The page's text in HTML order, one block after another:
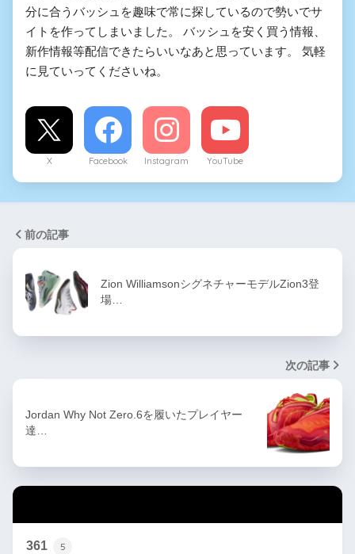
分に合うバッシュを趣味で常に探しているので勢いでサ
イトを作ってしまいました。 バッシュを安く買う情報、
新作情報等配信できたらいいなあと思っています。 気軽
に見ていってくださいね。
X Facebook Instagram YouTube
前の記事
Zion WilliamsonシグネチャーモデルZion3登
場…
次の記事
Jordan Why Not Zero.6を履いたプレイヤー
達…
361 5